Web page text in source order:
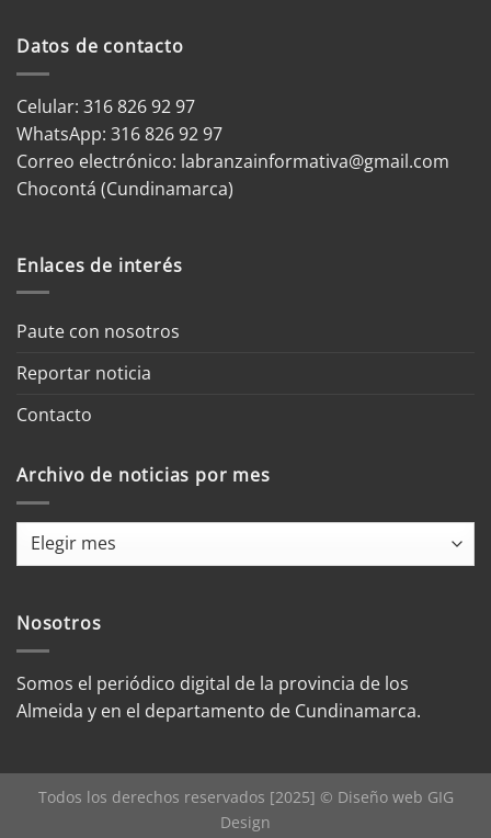
Datos de contacto
Celular: 316 826 92 97
WhatsApp: 316 826 92 97
Correo electrónico: labranzainformativa@gmail.com
Chocontá (Cundinamarca)
Enlaces de interés
Paute con nosotros
Reportar noticia
Contacto
Archivo de noticias por mes
Archivo
mes
Nosotros
Somos el periódico digital de la provincia de los
Almeida y en el departamento de Cundinamarca.
Todos los derechos reservados [2025] © Diseño web GIG
Design